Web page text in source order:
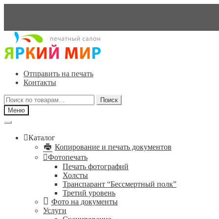
Перейти
навигации
Перейти
содержимому
Отправить на печать
Контакты
Искать:
Поиск
Меню
Каталог
Копирование и печать документов
Фотопечать
Печать фотографий
Холсты
Транспарант “Бессмертный полк”
Третий уровень
Фото на документы
Услуги